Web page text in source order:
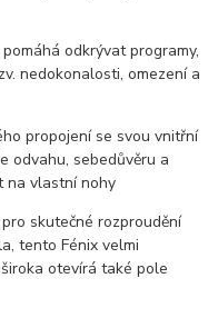
odkrývat programy,
nedokonalosti, omezení a
propojení se svou vnitřní
odvahu, sebedůvěru a
na vlastní nohy
skutečné rozproudění
tento Fénix velmi
otevírá také pole